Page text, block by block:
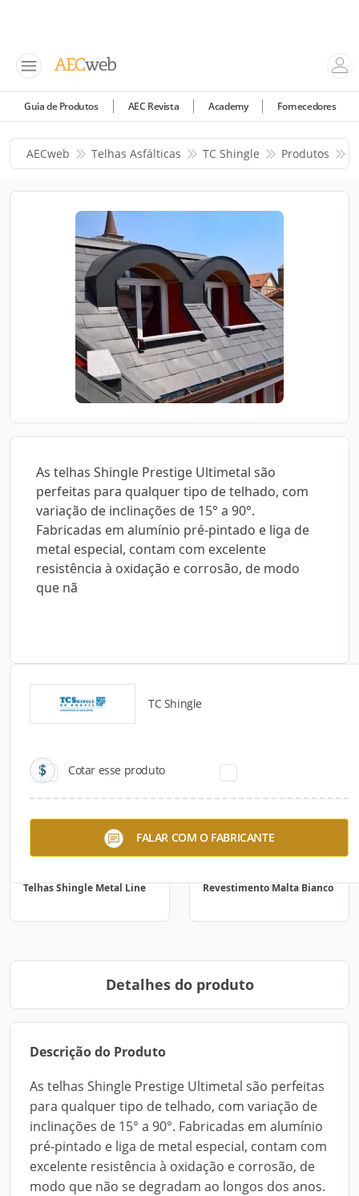
Guia de Produtos AEC Revista Academy Fornecedores
AECweb Telhas Asfálticas TC Shingle Produtos
As telhas Shingle Prestige Ultimetal são
perfeitas para qualquer tipo de telhado, com
variação de inclinações de 15° a 90°.
Fabricadas em alumínio pré-pintado e liga de
metal especial, contam com excelente
resistência à oxidação e corrosão, de modo
que nã
TC Shingle
Cotar esse produto
FALAR COM O FABRICANTE
Catálogos para Download
Telhas Shingle Metal Line Revestimento Malta Bianco
Detalhes do produto
Descrição do Produto
As telhas Shingle Prestige Ultimetal são perfeitas
para qualquer tipo de telhado, com variação de
inclinações de 15° a 90°. Fabricadas em alumínio
pré-pintado e liga de metal especial, contam com
excelente resistência à oxidação e corrosão, de
modo que não se degradam ao longos dos anos.